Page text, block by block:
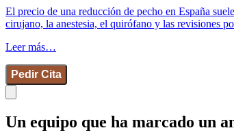
El precio de una reducción de pecho en España
cirujano, la anestesia, el quirófano y las revisiones
Leer más…
Pedir Cita
Un equipo que ha marcado un